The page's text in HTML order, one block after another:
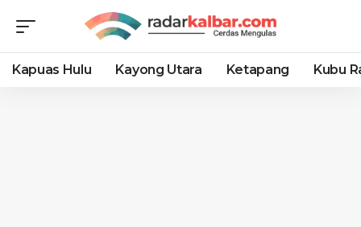
Kapuas Hulu Kayong Utara Ketapang Kubu